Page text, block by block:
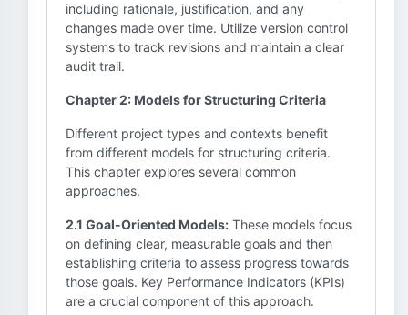
including rationale, justification, and any
changes made over time. Utilize version control
systems to track revisions and maintain a clear
audit trail.
Chapter 2: Models for Structuring Criteria
Different project types and contexts benefit
from different models for structuring criteria.
This chapter explores several common
approaches.
2.1 Goal-Oriented Models: These models focus
on defining clear, measurable goals and then
establishing criteria to assess progress towards
those goals. Key Performance Indicators (KPIs)
are a crucial component of this approach.